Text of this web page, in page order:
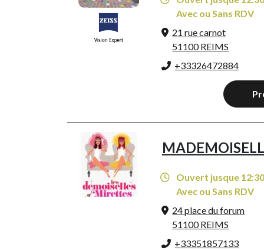
Avec ou Sans RDV
21 rue carnot
51100 REIMS
+33326472884
Ouvert jusque 12:30
Avec ou Sans RDV
24 place du forum
51100 REIMS
+33351857133